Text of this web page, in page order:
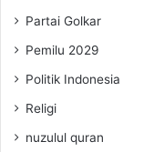
Partai Golkar
Pemilu 2029
Politik Indonesia
Religi
nuzulul quran